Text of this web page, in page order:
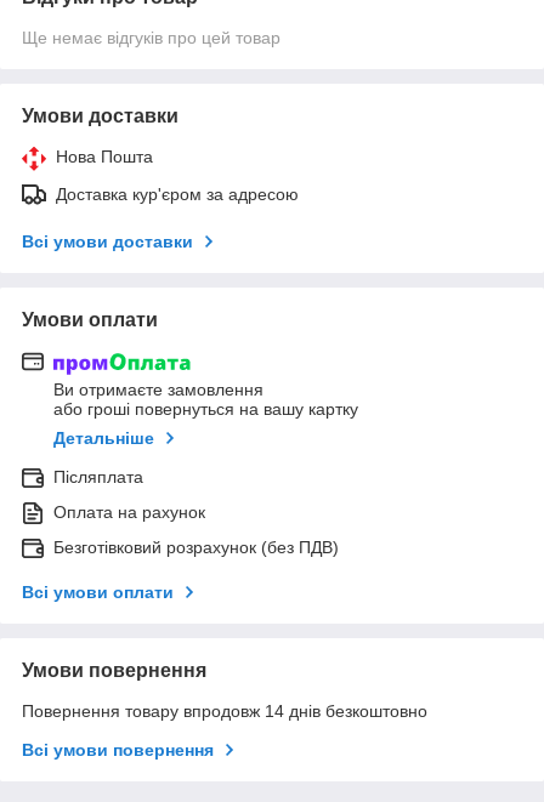
Ще немає відгуків про цей товар
Умови доставки
Нова Пошта
Доставка кур'єром за адресою
Всі умови доставки
Умови оплати
Ви отримаєте замовлення
або гроші повернуться на вашу картку
Детальніше
Післяплата
Оплата на рахунок
Безготівковий розрахунок (без ПДВ)
Всі умови оплати
Умови повернення
Повернення товару впродовж 14 днів безкоштовно
Всі умови повернення